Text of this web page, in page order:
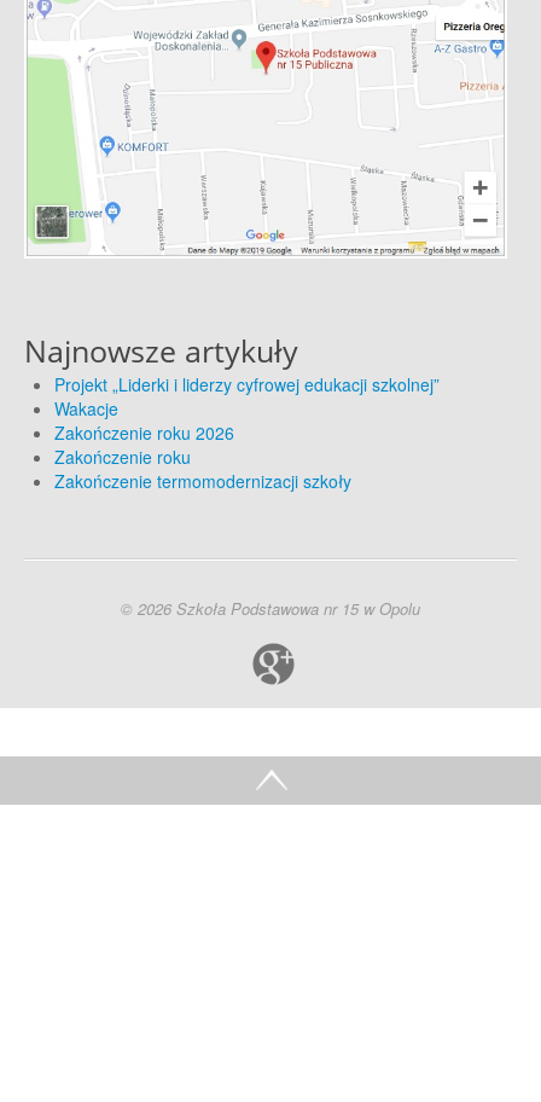
Najnowsze artykuły
Projekt „Liderki i liderzy cyfrowej edukacji szkolnej”
Wakacje
Zakończenie roku 2026
Zakończenie roku
Zakończenie termomodernizacji szkoły
© 2026 Szkoła Podstawowa nr 15 w Opolu